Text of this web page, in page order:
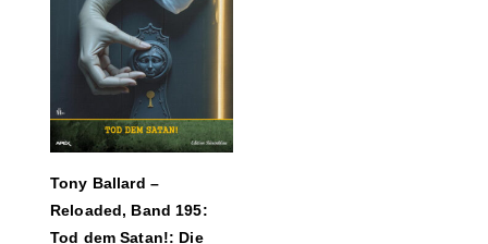
Tony Ballard –
Reloaded, Band 195:
Tod dem Satan!: Die